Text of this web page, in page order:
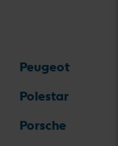
Peugeot
Polestar
Porsche